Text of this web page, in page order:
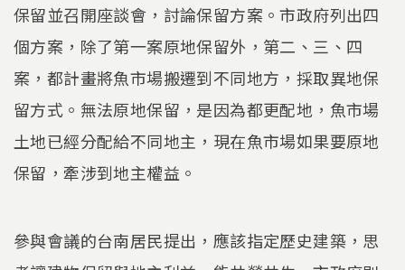
保留並召開座談會，討論保留方案。市政府列出四
個方案，除了第一案原地保留外，第二、三、四
案，都計畫將魚市場搬遷到不同地方，採取異地保
留方式。無法原地保留，是因為都更配地，魚市場
土地已經分配給不同地主，現在魚市場如果要原地
保留，牽涉到地主權益。
參與會議的台南居民提出，應該指定歷史建築，思